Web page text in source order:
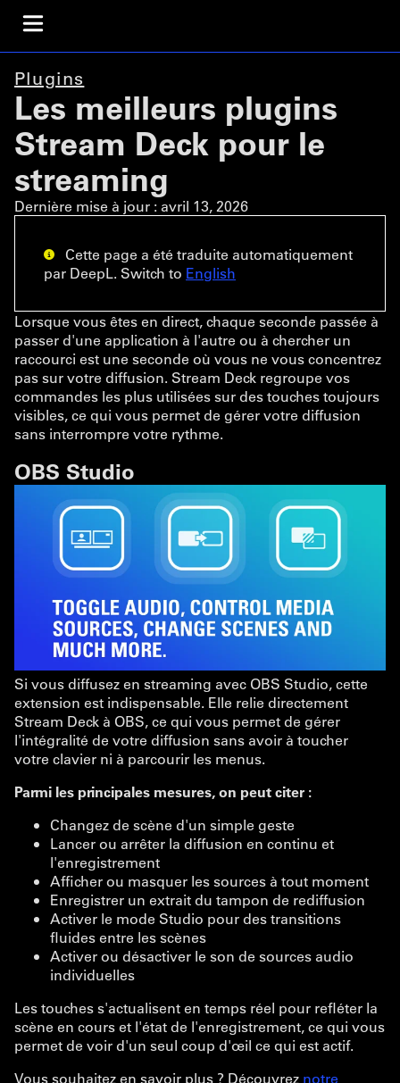
Plugins
Les meilleurs plugins
Stream Deck pour le
streaming
Dernière mise à jour : avril 13, 2026
Cette page a été traduite automatiquement
par DeepL. Switch to English
Lorsque vous êtes en direct, chaque seconde passée à
passer d'une application à l'autre ou à chercher un
raccourci est une seconde où vous ne vous concentrez
pas sur votre diffusion. Stream Deck regroupe vos
commandes les plus utilisées sur des touches toujours
visibles, ce qui vous permet de gérer votre diffusion
sans interrompre votre rythme.
OBS Studio
Si vous diffusez en streaming avec OBS Studio, cette
extension est indispensable. Elle relie directement
Stream Deck à OBS, ce qui vous permet de gérer
l'intégralité de votre diffusion sans avoir à toucher
votre clavier ni à parcourir les menus.
Parmi les principales mesures, on peut citer :
Changez de scène d'un simple geste
Lancer ou arrêter la diffusion en continu et
l'enregistrement
Afficher ou masquer les sources à tout moment
Enregistrer un extrait du tampon de rediffusion
Activer le mode Studio pour des transitions
fluides entre les scènes
Activer ou désactiver le son de sources audio
individuelles
Les touches s'actualisent en temps réel pour refléter la
scène en cours et l'état de l'enregistrement, ce qui vous
permet de voir d'un seul coup d'œil ce qui est actif.
Vous souhaitez en savoir plus ? Découvrez notre